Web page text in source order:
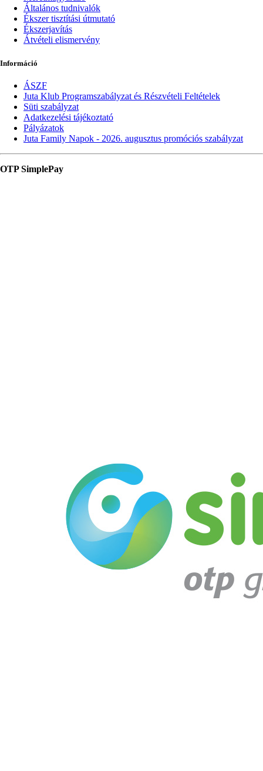
Általános tudnivalók
Ékszer tisztítási útmutató
Ékszerjavítás
Átvételi elismervény
Információ
ÁSZF
Juta Klub Programszabályzat és Részvételi Feltételek
Süti szabályzat
Adatkezelési tájékoztató
Pályázatok
Juta Family Napok - 2026. augusztus promóciós szabályzat
OTP SimplePay